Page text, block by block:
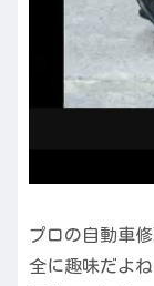
プロの自動車
全に趣味だよね